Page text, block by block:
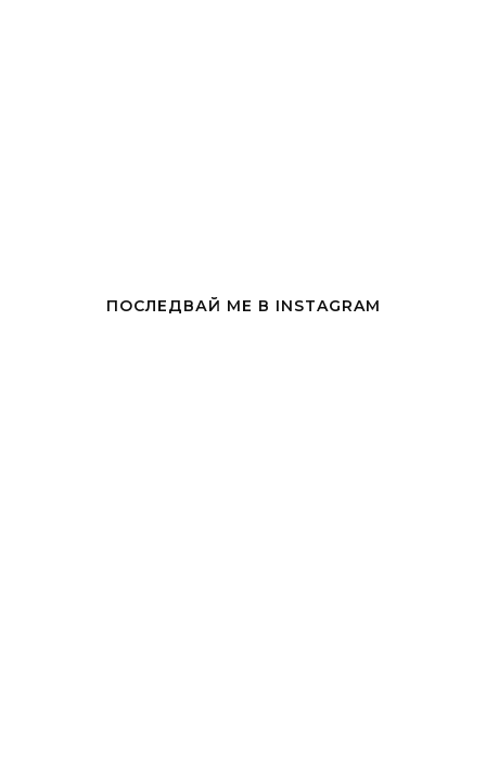
ПОСЛЕДВАЙ МЕ В INSTAGRAM